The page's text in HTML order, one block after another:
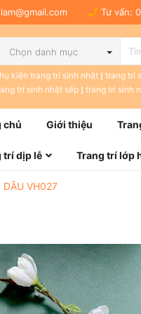
Tư vấn:
Chọn danh mục
kiện trang trí sinh nhật trang trí
trí sinh nhật sếp
trang trí sinh
chủ Giới thiệu
trí dịp lễ Trang trí lớp
DÂU VH027